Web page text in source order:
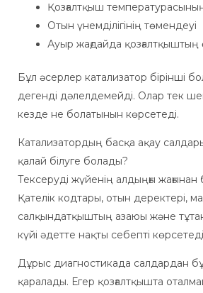
Қозғалтқыш
Отын үнемділігінің төмендеуі
Ауыр жағдайда қозғалтқыштың
Бұл әсерлер катализатор бірінші
дегенді дәлелдемейді. Олар тек
кезде не болатынын көрсетеді.
Катализатордың басқа ақау
қалай білуге болады?
Тексеруді жүйенің алдыңғы жағынан
Қателік кодтары, отын деректері,
салқындатқыштың азаюы және
күйі әдетте нақты себепті
Дұрыс диагностикада салдардан
қаралады. Егер қозғалтқышта